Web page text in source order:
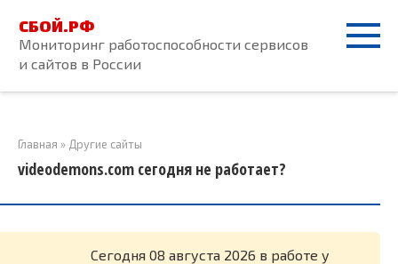
контенту
СБОЙ.РФ
Мониторинг работоспособности сервисов
и сайтов в России
Главная » Другие сайты
videodemons.com сегодня не работает?
Cегодня 08 августа 2026 в работе у